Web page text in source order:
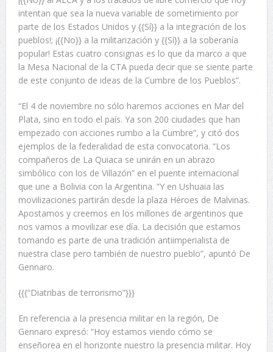
intentan que sea la nueva variable de sometimiento por
parte de los Estados Unidos y {{Sí}} a la integración de los
pueblos!; ¡{{No}} a la militarización y {{Sí}} a la soberanía
popular! Estas cuatro consignas es lo que da marco a que
la Mesa Nacional de la CTA pueda decir que se siente parte
de este conjunto de ideas de la Cumbre de los Pueblos”.
“El 4 de noviembre no sólo haremos acciones en Mar del
Plata, sino en todo el país. Ya son 200 ciudades que han
empezado con acciones rumbo a la Cumbre”, y citó dos
ejemplos de la federalidad de esta convocatoria. “Los
compañeros de La Quiaca se unirán en un abrazo
simbólico con los de Villazón” en el puente internacional
que une a Bolivia con la Argentina. “Y en Ushuaia las
movilizaciones partirán desde la plaza Héroes de Malvinas.
Apostamos y creemos en los millones de argentinos que
nos vamos a movilizar ese día. La decisión que estamos
tomando es parte de una tradición antiimperialista de
nuestra clase pero también de nuestro pueblo”, apuntó De
Gennaro.
{{{“Diatribas de terrorismo”}}}
En referencia a la presencia militar en la región, De
Gennaro expresó: “Hoy estamos viendo cómo se
enseñorea en el horizonte nuestro la presencia militar. Hoy